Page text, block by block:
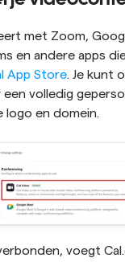
met Zoom,
en andere apps
App Store. Je kunt
volledig
logo en domein.
voegt